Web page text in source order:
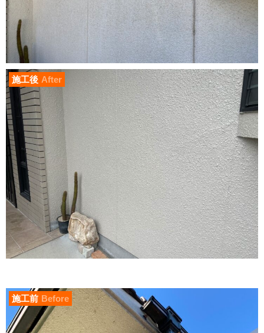
施工後 After
施工前 Before